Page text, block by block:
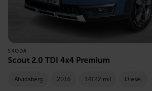
SKODA
Scout 2.0 TDI 4x4 Premium
Åtvidaberg 2016 14122 mil Diesel